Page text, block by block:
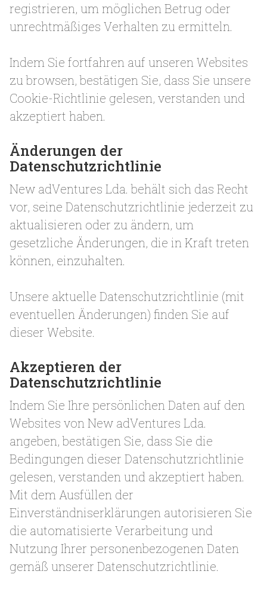
registrieren, um möglichen Betrug oder
unrechtmäßiges Verhalten zu ermitteln.
Indem Sie fortfahren auf unseren Websites
zu browsen, bestätigen Sie, dass Sie unsere
Cookie-Richtlinie gelesen, verstanden und
akzeptiert haben.
Änderungen der
Datenschutzrichtlinie
New adVentures Lda. behält sich das Recht
vor, seine Datenschutzrichtlinie jederzeit zu
aktualisieren oder zu ändern, um
gesetzliche Änderungen, die in Kraft treten
können, einzuhalten.
Unsere aktuelle Datenschutzrichtlinie (mit
eventuellen Änderungen) finden Sie auf
dieser Website.
Akzeptieren der
Datenschutzrichtlinie
Indem Sie Ihre persönlichen Daten auf den
Websites von New adVentures Lda.
angeben, bestätigen Sie, dass Sie die
Bedingungen dieser Datenschutzrichtlinie
gelesen, verstanden und akzeptiert haben.
Mit dem Ausfüllen der
Einverständniserklärungen autorisieren Sie
die automatisierte Verarbeitung und
Nutzung Ihrer personenbezogenen Daten
gemäß unserer Datenschutzrichtlinie.